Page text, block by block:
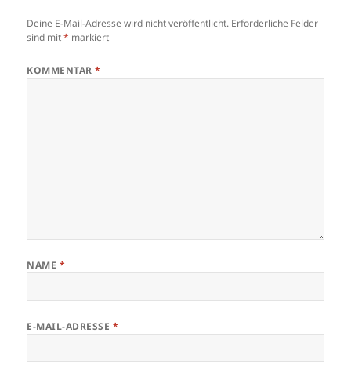
Deine E-Mail-Adresse wird nicht veröffentlicht. Erforderliche Felder
sind mit* markiert
KOMMENTAR*
NAME *
E-MAIL-ADRESSE *